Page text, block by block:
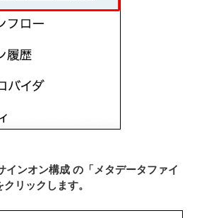
インオン構成 の「メタデータファイ
リックします。